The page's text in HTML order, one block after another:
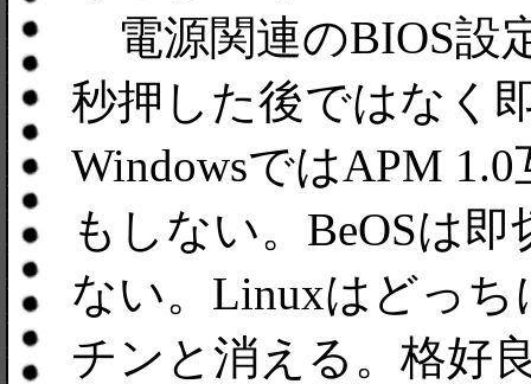
電源関連のBIOS設
秒押した後ではなく
WindowsではAPM
もしない。BeOSは
ない。Linuxはどっち
チンと消える。格好